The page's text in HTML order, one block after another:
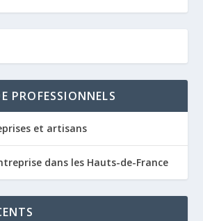
PROFESSIONNELS
et artisans
dans les Hauts-de-France